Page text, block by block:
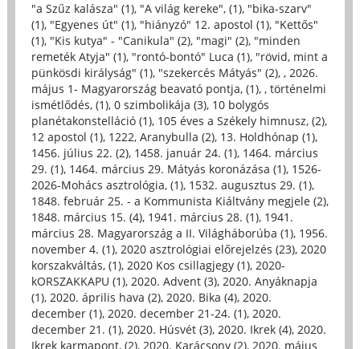
"a Szűz kalásza" (1), "A világ kereke", (1), "bika-szarv"
(1), "Egyenes út" (1), "hiányzó" 12. apostol (1), "Kettős"
(1), "Kis kutya" - "Canikula" (2), "magi" (2), "minden
remeték Atyja" (1), "rontó-bontó" Luca (1), "rövid, mint a
pünkösdi királyság" (1), "szekercés Mátyás" (2), , 2026.
május 1- Magyarország beavató pontja, (1), , történelmi
ismétlődés, (1), 0 szimbolikája (3), 10 bolygós
planétakonstelláció (1), 105 éves a Székely himnusz, (2),
12 apostol (1), 1222, Aranybulla (2), 13. Holdhónap (1),
1456. július 22. (2), 1458. január 24. (1), 1464. március
29. (1), 1464. március 29. Mátyás koronázása (1), 1526-
2026-Mohács asztrológia, (1), 1532. augusztus 29. (1),
1848. február 25. - a Kommunista Kiáltvány megjele (2),
1848. március 15. (4), 1941. március 28. (1), 1941.
március 28. Magyarország a II. Világháborúba (1), 1956.
november 4. (1), 2020 asztrológiai előrejelzés (23), 2020
korszakváltás, (1), 2020 Kos csillagjegy (1), 2020-
kORSZAKKAPU (1), 2020. Advent (3), 2020. Anyáknapja
(1), 2020. április hava (2), 2020. Bika (4), 2020.
december (1), 2020. december 21-24. (1), 2020.
december 21. (1), 2020. Húsvét (3), 2020. Ikrek (4), 2020.
Ikrek karmapont, (2), 2020. Karácsony (2), 2020. május